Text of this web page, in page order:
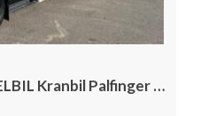
Iveco Daily 72C14E/P ELBIL Kranbil Palfinger Kran Fullutrustad